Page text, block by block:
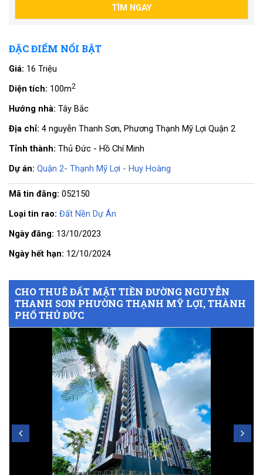
CHO THUÊ ĐẤT MẶT TIỀN ĐƯỜNG NGUYỄN
THANH SƠN PHƯỜNG THẠNH MỸ LỢI, THÀNH
PHỐ THỦ ĐỨC
ĐẶC ĐIỂM NỔI BẬT
Giá: 16 Triệu
Diện tích: 100m2
Hướng nhà: Tây Bắc
Địa chỉ: 4 nguyễn Thanh Sơn, Phương Thạnh Mỹ Lợi Quận 2
Tỉnh thành: Thủ Đức - Hồ Chí Minh
Dự án: Quận 2- Thạnh Mỹ Lợi - Huy Hoàng
Mã tin đăng: 052150
Loại tin rao: Đất Nền Dự Án
Ngày đăng: 13/10/2023
Ngày hết hạn: 12/10/2024